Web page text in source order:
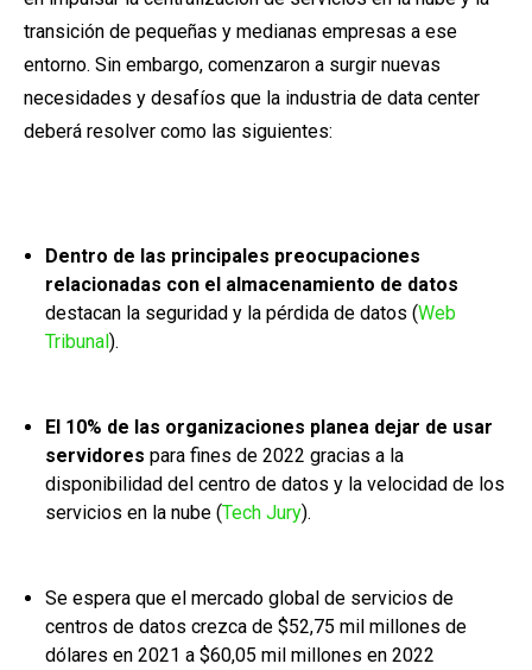
transición de pequeñas y medianas empresas a ese
entorno. Sin embargo, comenzaron a surgir nuevas
necesidades y desafíos que la industria de data center
deberá resolver como las siguientes:
Dentro de las principales preocupaciones
relacionadas con el almacenamiento de datos
destacan la seguridad y la pérdida de datos (Web
Tribunal).
El 10% de las organizaciones planea dejar de usar
servidores para fines de 2022 gracias a la
disponibilidad del centro de datos y la velocidad de los
servicios en la nube (Tech Jury).
Se espera que el mercado global de servicios de
centros de datos crezca de $52,75 mil millones de
dólares en 2021 a $60,05 mil millones en 2022